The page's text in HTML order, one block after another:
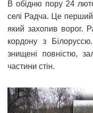
В обідню пору 24
селі Радча. Це
який захопив ворог.
кордону з
знищені повністю,
частини стін.